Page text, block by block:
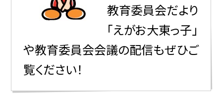
教育委員会だより
「えがお大東っ子」
や教育委員会会議の配信もぜひご
覧ください！